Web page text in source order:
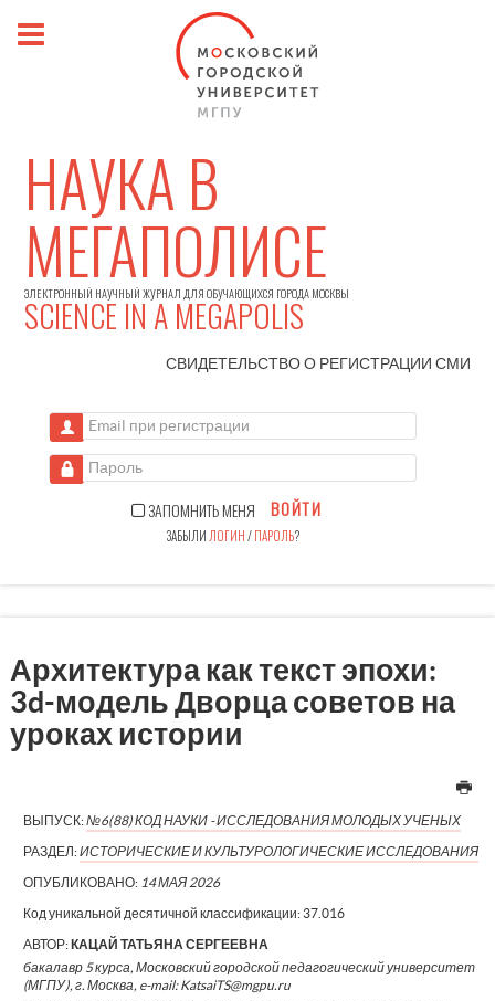
НАУКА В
МЕГАПОЛИСЕ
ЭЛЕКТРОННЫЙ НАУЧНЫЙ ЖУРНАЛ ДЛЯ ОБУЧАЮЩИХСЯ ГОРОДА МОСКВЫ
SCIENCE IN A MEGAPOLIS
СВИДЕТЕЛЬСТВО О РЕГИСТРАЦИИСМИ
Email при регистрации
Пароль
ЗАПОМНИТЬ МЕНЯ ВОЙТИ
ЗАБЫЛИ ЛОГИН/ПАРОЛЬ?
Архитектура как текст эпохи:
3d-модель Дворца советов на
уроках истории
ВЫПУСК:№6(88) КОД НАУКИ - ИССЛЕДОВАНИЯ МОЛОДЫХ УЧЕНЫХ
РАЗДЕЛ:ИСТОРИЧЕСКИЕ И КУЛЬТУРОЛОГИЧЕСКИЕ ИССЛЕДОВАНИЯ
ОПУБЛИКОВАНО: 14 МАЯ 2026
Код уникальной десятичной классификации: 37.016
АВТОР:КАЦАЙ ТАТЬЯНА СЕРГЕЕВНА
бакалавр 5 курса, Московский городской педагогический университет
(МГПУ), г. Москва, e-mail: KatsaiTS@mgpu.ru